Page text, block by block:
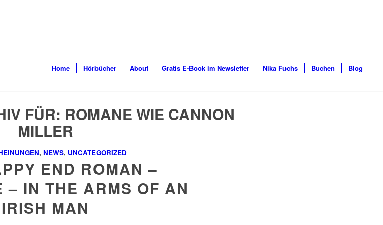
Home Hörbücher About Gratis E-Book im Newsletter Nika Fuchs Buchen Blog
FÜR: ROMANE WIE CANNON
MILLER
, NEWS, UNCATEGORIZED
END ROMAN –
– IN THE ARMS OF AN
IRISH MAN